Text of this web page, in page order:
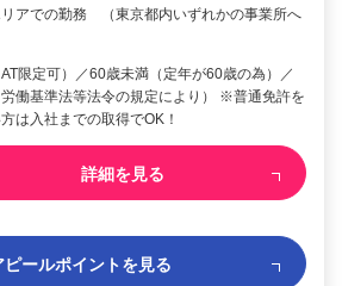
アでの勤務 （東京都内いずれかの事業所へ
限定可）／60歳未満（定年が60歳の為）／
働基準法等法令の規定により） ※普通免許を
は入社までの取得でOK！
詳細を見る
ピールポイントを見る